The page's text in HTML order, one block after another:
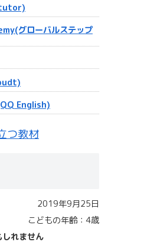
グローバルステップ
English)
つ教材
2019年9月25日
こどもの年齢：4歳
しれません